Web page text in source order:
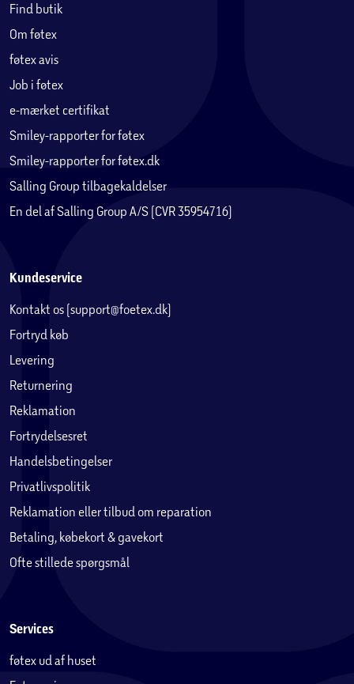
Find butik
Om føtex
føtex avis
Job i føtex
e-mærket certifikat
Smiley-rapporter for føtex
Smiley-rapporter for føtex.dk
Salling Group tilbagekaldelser
En del af Salling Group A/S (CVR 35954716)
Kundeservice
Kontakt os (support@foetex.dk)
Fortryd køb
Levering
Returnering
Reklamation
Fortrydelsesret
Handelsbetingelser
Privatlivspolitik
Reklamation eller tilbud om reparation
Betaling, købekort & gavekort
Ofte stillede spørgsmål
Services
føtex ud af huset